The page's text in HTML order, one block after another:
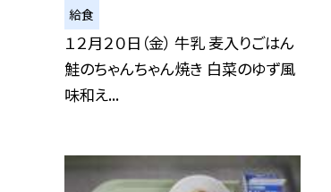
給食
１２月２０日（金） 牛乳 麦入りごはん
鮭のちゃんちゃん焼き 白菜のゆず風
味和え...